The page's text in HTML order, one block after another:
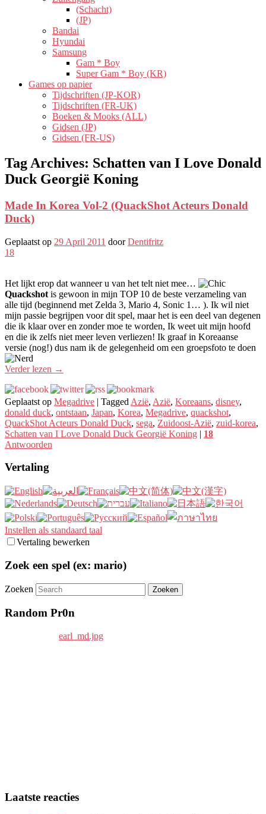
(Schacht)
(JP)
Bandai
Hyundai
Samsung
Gam * Boy
Super Gam * Boy (KR)
Games op papier
Tijdschriften (JP-KOR)
Tijdschriften (FR-UK)
Boeken & Mooks (ALL)
Gidsen (JP)
Gidsen (FR-US)
Tag Archives: Schatten van I Love Donald
Duck Georgië Koning
Made In Korea Vol-2 (QuackShot Acteurs Donald
Duck)
Geplaatst op 29 April 2011 doorDentifritz
18
Het lijkt erop dat wanneer u van het telt niet mee…
Quackshot is gewoon in mijn TOP 10 de beste verzameling van
alle tijd (beginnend met Zelda 3, Mario 4, Sonic 1… ). Ik wil niet
mijn passie begrijpen voor dit spel, maar het is een deel van degenen
die ik klaar over en zonder moe te worden, Ik weet uit mijn hoofd
en die ik zelfs niet meer leven verliezen! Ik graaf in Koreaanse
versie (nog!) dus nam ik de gelegenheid om een ​​groepsfoto te doen
Verder lezen →
Geplaatst op Megadrive | Tagged Azië, Azië, Koreaans, disney,
donald duck, ontstaan, Japan, Korea, Megadrive, quackshot,
QuackShot Acteurs Donald Duck, sega, Zuidoost-Azië, zuid-korea,
Schatten van I Love Donald Duck Georgië Koning | 18
Antwoorden
Vertaling
Instellen als standaard taal
Vertaling bewerken
Zoek een spel (ex: mario)
Zoeken
Random Pr0n
Laatste reacties